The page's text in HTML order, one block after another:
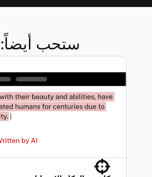
ستحب أيضاً: